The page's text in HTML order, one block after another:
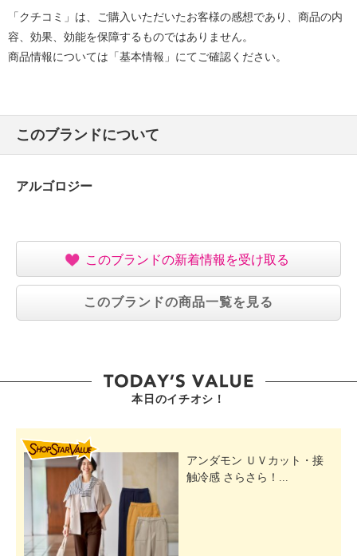
【内容量】
【適用使用量（製品表示）】
・製品表示なし
【使用方法】
じませ、こすらず優しく拭き取ってください。
・ウォータプルーフタイプのメイクは通常のメイク落
としでは落ちにくいため、専用のリムーバーをご使用
いただくことをおすすめいたします。
エキス、海塩、ＢＧ、トリ（カプリル酸／カプリン
酸）グリセリル、グリセリン、クエン酸、グルコン酸
【使用上の注意事項】
・極端に高温又は低温の場所、直射日光のあたる場所
には保管しないでください。
・使用後は必ずしっかり蓋をしめてください。
・傷やはれもの、湿しん等お肌に異常がある場合はお
使いにならないでください。
・お肌に異常が生じていないかよく注意してご使用く
「クチコミ」は、ご購入いただいたお客様の感想であり、商品の内
容、効果、効能を保障するものではありません。
商品情報については「基本情報」にてご確認ください。
このブランドについて
アルゴロジー
このブランドの新着情報を受け取る
このブランドの商品一覧を見る
本日のイチオシ！
アンダモン ＵＶカット・接
触冷感 さらさら！...